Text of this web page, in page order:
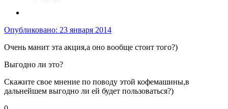
Опубликовано: 23 января 2014
Очень манит эта акция,а оно вообще стоит того?)
Выгодно ли это?
Скажите свое мнение по поводу этой кофемашины,в
дальнейшем выгодно ли ей будет пользоваться?)